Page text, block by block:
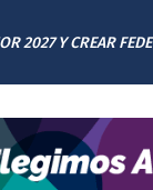
2027 Y CREAR